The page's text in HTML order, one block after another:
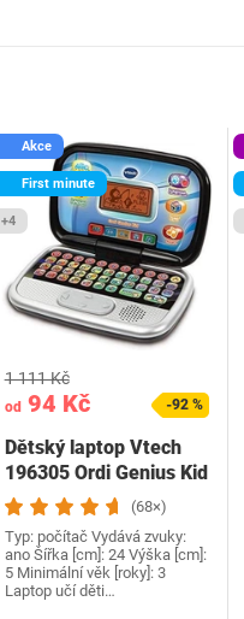
Akce
First minute
+4
od94 Kč
1 111 Kč
-92 %
Dětský laptop Vtech
196305 Ordi Genius Kid
(68×)
Typ: počítač Vydává zvuky:
ano Šířka [cm]: 24 Výška [cm]:
5 Minimální věk [roky]: 3
Laptop učí děti…